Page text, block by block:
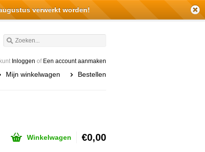
Inloggen of Een account aanmaken
Mijn winkelwagen Bestellen
Winkelwagen €0,00
verwerkt worden!